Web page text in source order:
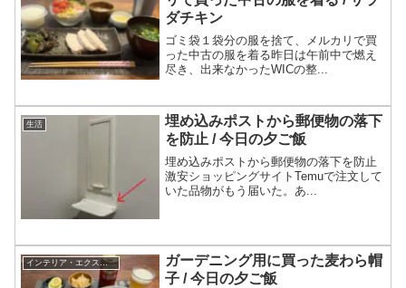
ダチキン
ゴミ袋１袋分の服を捨て、メルカリで買
った中古の服を着る昨日は午前中で燃え
尽き、出来なかったWICの整...
生活
埋め込みポストから郵便物の落下
を防止 / 今日の夕ご飯
埋め込みポストから郵便物の落下を防止
激安ショッピングサイトTemuで注文して
いた品物がもう届いた。あ...
インテリア・エクステリア
ガーデニング用に買った麦わら帽
子 / 今日の夕ご飯